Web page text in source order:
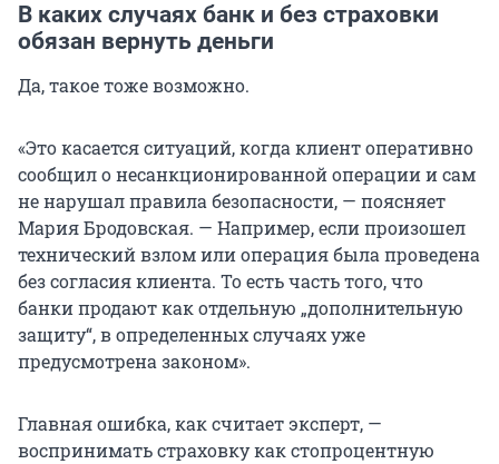
В каких случаях банк и без страховки
обязан вернуть деньги
Да, такое тоже возможно.
«Это касается ситуаций, когда клиент оперативно
сообщил о несанкционированной операции и сам
не нарушал правила безопасности, — поясняет
Мария Бродовская. — Например, если произошел
технический взлом или операция была проведена
без согласия клиента. То есть часть того, что
банки продают как отдельную „дополнительную
защиту“, в определенных случаях уже
предусмотрена законом».
Главная ошибка, как считает эксперт, —
воспринимать страховку как стопроцентную